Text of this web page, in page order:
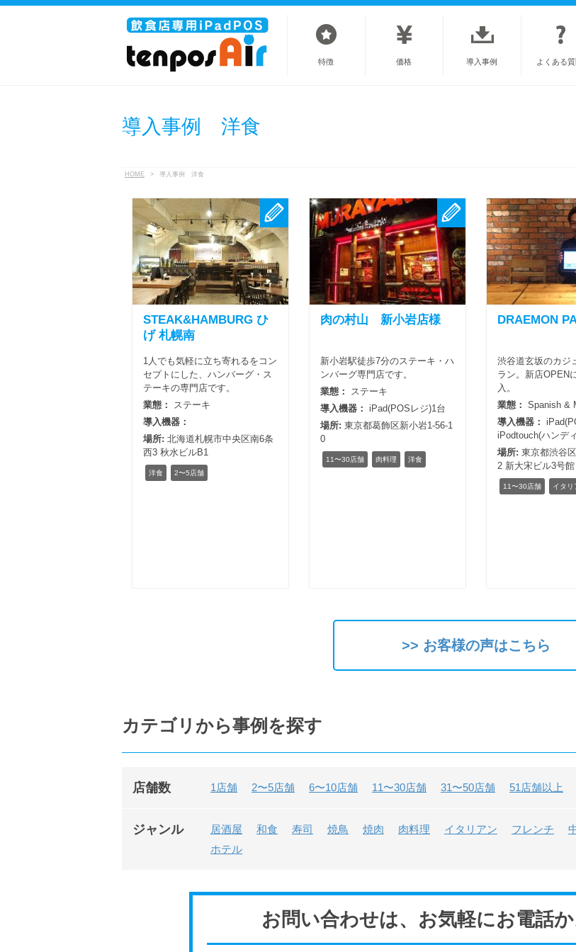
特徴 価格 導入事例 よくある質
導入事例 洋食
HOME > 導入事例 洋食
STEAK&HAMBURG ひ
げ 札幌南
1人でも気軽に立ち寄れるをコン
セプトにした、ハンバーグ・ス
テーキの専門店です。
業態：
ステーキ
導入機器：
場所: 北海道札幌市中央区南6条
西3 秋水ビルB1
洋食 2〜5店舗
肉の村山 新小岩店様
新小岩駅徒歩7分のステーキ・ハ
ンバーグ専門店です。
業態：
ステーキ
導入機器： iPad(POSレジ)1台
場所: 東京都葛飾区新小岩1-56-1
0
11〜30店舗 肉料理 洋食
DRAEMON
渋谷道玄坂のカジ
ラン。新店OPEN
入。
業態： Spanish &
導入機器：
iPodtouch(ハンデ
場所: 東京都渋谷
2 新大宋ビル3号
11〜30店舗 イタリ
>> お客様の声はこちら
カテゴリから事例を探す
店舗数 1店舗 2〜5店舗 6〜10店舗 11〜30店舗 31〜50店舗 51店舗以上
ジャンル 居酒屋 和食 寿司 焼鳥 焼肉 肉料理 イタリアン フレンチ
ホテル
お問い合わせは、お気軽にお電話か